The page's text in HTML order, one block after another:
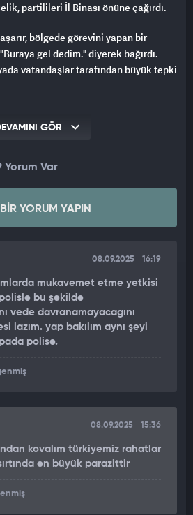
partilileri İl Binası önüne çağırdı.
bölgede görevini yapan bir
gel dedim." diyerek bağırdı.
vatandaşlar tarafından büyük tepki
GÖR
Yorum Var
BIR YORUM YAPIN
08.09.2025 16:19
mukavemet etme yetkisi
bu şekilde
vede davranamayacagını
lazım. yap bakılım aynı şeyi
polise.
08.09.2025 15:36
kovalım türkiyemiz rahatlar
en büyük parazittir